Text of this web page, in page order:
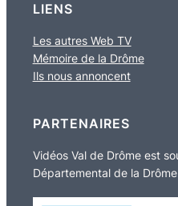
LIENS
Les autres Web TV
Mémoire de la Drôme
Ils nous annoncent
PARTENAIRES
Vidéos Val de Drôme est
Départemental de la